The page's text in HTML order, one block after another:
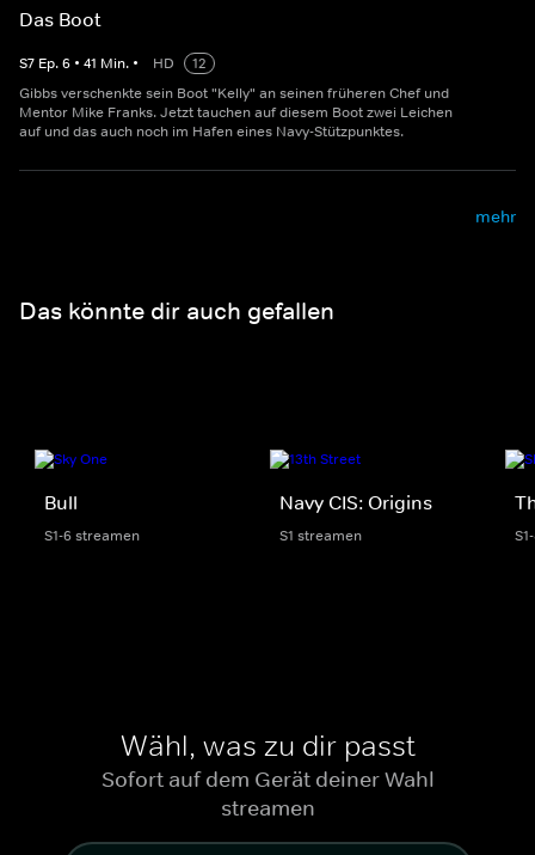
Das Boot
S7 Ep.6 • 41 Min. • HD
12
Gibbs verschenkte sein Boot "Kelly" an seinen früheren Chef und
Mentor Mike Franks. Jetzt tauchen auf diesem Boot zwei Leichen
auf und das auch noch im Hafen eines Navy-Stützpunktes.
mehr
Das könnte dir auch gefallen
Bull
S1-6 streamen
Navy CIS: Origins
S1 streamen
Wähl, was zu dir passt
Sofort auf dem Gerät deiner Wahl
streamen